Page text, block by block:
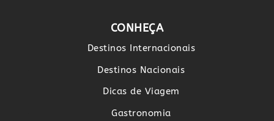
CONHEÇA
Destinos Internacionais
Destinos Nacionais
Dicas de Viagem
Gastronomia